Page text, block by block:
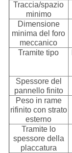
Traccia/spazio
minimo
Dimensione
minima del foro
meccanico
Tramite tipo
Spessore del
pannello finito
Peso in rame
rifinito con strato
esterno
Tramite lo
spessore della
placcatura